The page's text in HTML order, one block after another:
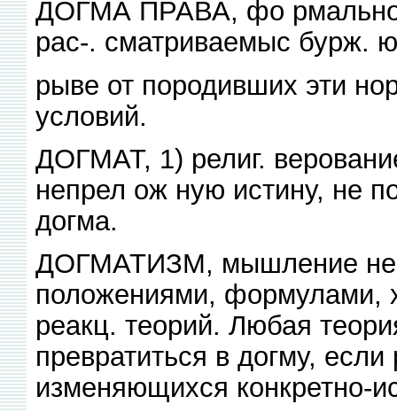
ДОГМА ПРАВА, фо
рас-. сматриваемыс бурж.
рыве от породивших эти
условий.
ДОГМАТ, 1) религ.
непрел ож ную истину, не
догма.
ДОГМАТИЗМ, мышление
положениями, формулами,
реакц. теорий. Любая
превратиться в догму, если
изменяющихся конкретно-